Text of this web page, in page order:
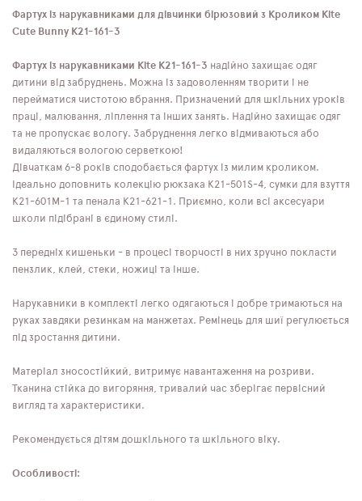
Фартух із нарукавниками для дівчинки бірюзовий з Кроликом Kite
Cute Bunny K21-161-3
Фартух із нарукавниками Kite K21-161-3 надійно захищає одяг
дитини від забруднень. Можна із задоволенням творити і не
перейматися чистотою вбрання. Призначений для шкільних уроків
праці, малювання, ліплення та інших занять. Надійно захищає одяг
та не пропускає вологу. Забруднення легко відмиваються або
видаляються вологою серветкою!
Дівчаткам 6-8 років сподобається фартух із милим кроликом.
Ідеально доповнить колекцію рюкзака K21-501S-4, сумки для взуття
K21-601M-1 та пенала K21-621-1. Приємно, коли всі аксесуари
школи підібрані в єдиному стилі.
3 передніх кишеньки - в процесі творчості в них зручно покласти
пензлик, клей, стеки, ножиці та інше.
Нарукавники в комплекті легко одягаються і добре тримаються на
руках завдяки резинкам на манжетах. Ремінець для шиї регулюється
під зростання дитини.
Матеріал зносостійкий, витримує навантаження на розриви.
Тканина стійка до вигоряння, тривалий час зберігає первісний
вигляд та характеристики.
Рекомендується дітям дошкільного та шкільного віку.
Особливості: